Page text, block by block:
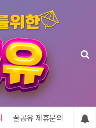
꿀공유 제휴문의